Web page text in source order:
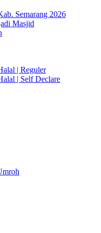
Semarang 2026
Masjid
| Reguler
| Self Declare